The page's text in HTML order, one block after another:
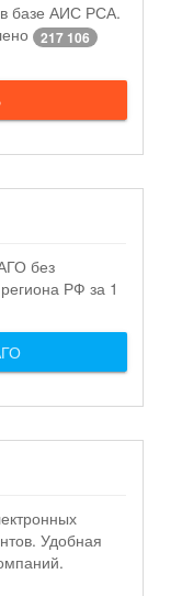
базе АИС РСА.
217 106
без
РФ за 1
Удобная